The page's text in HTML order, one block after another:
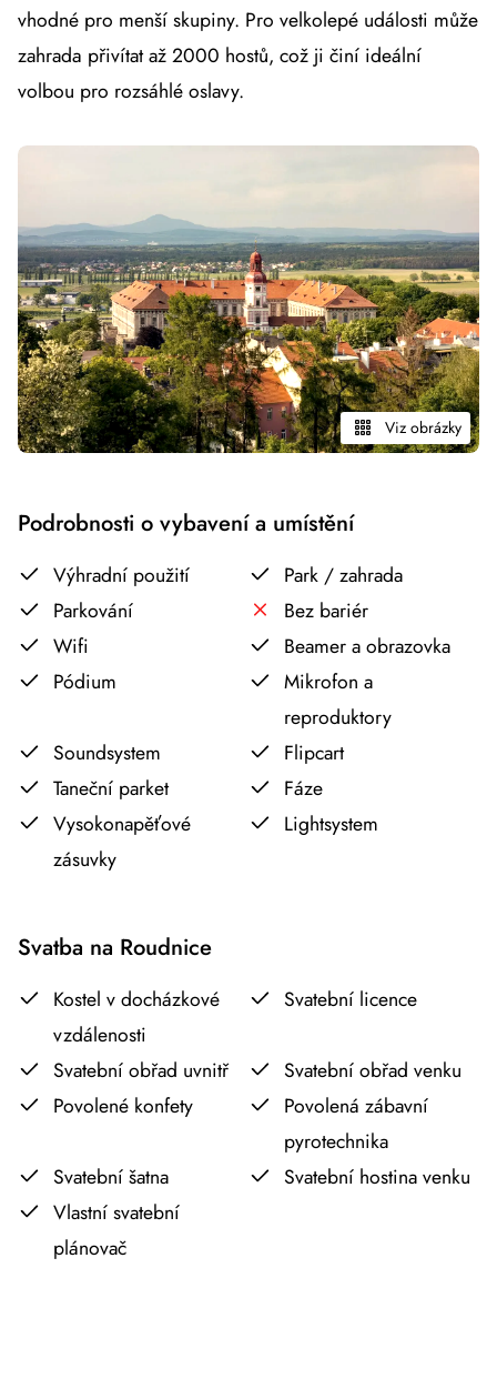
vhodné pro menší skupiny. Pro velkolepé události může
zahradа přivítat až 2000 hostů, což ji činí ideální
volbou pro rozsáhlé oslavy.
Viz obrázky
Podrobnosti o vybavení a umístění
Výhradní použití
Park / zahrada
Parkování
Bez bariér
Wifi
Beamer a obrazovka
Pódium
Mikrofon a
reproduktory
Soundsystem
Flipcart
Taneční parket
Fáze
Vysokonapěťové
zásuvky
Lightsystem
Svatba na Roudnice
Kostel v docházkové
vzdálenosti
Svatební licence
Svatební obřad uvnitř
Svatební obřad venku
Povolené konfety
Povolená zábavní
pyrotechnika
Svatební šatna
Svatební hostina venku
Vlastní svatební
plánovač